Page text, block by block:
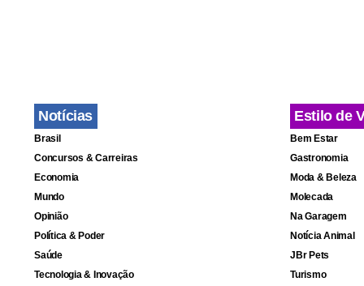
Com o
Notícias
Brasil
Concursos & Carreiras
Economia
Mundo
Opinião
Política & Poder
Saúde
Tecnologia & Inovação
Estilo de
Bem Estar
Gastronomia
Moda & Beleza
Molecada
Na Garagem
Notícia Animal
JBr Pets
Turismo